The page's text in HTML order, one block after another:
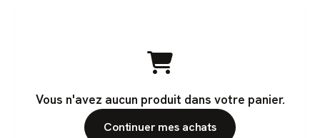
Vous n'avez aucun produit dans votre panier.
Continuer mes achats